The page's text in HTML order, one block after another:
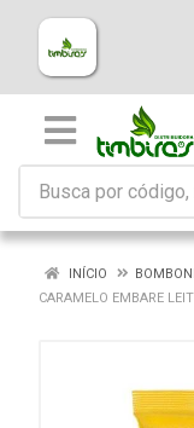
INÍCIO
CARAMELO EMBARE